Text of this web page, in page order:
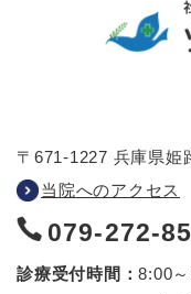
〒671-1227 兵庫県姫
当院へのアクセス
079-272-
診療受付時間：8:00